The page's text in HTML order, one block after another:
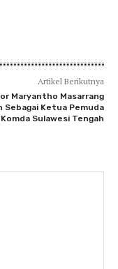
Artikel Berikutnya
Maryantho Masarrang
Sebagai Ketua Pemuda
Sulawesi Tengah